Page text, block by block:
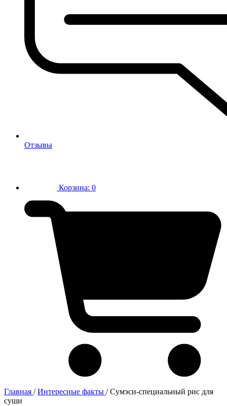
Отзывы
Корзина: 0
Главная / Интересные факты / Сумэси-специальный рис для
суши